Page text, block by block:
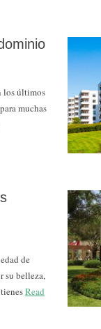
los últimos
muchas
de
su belleza,
Read